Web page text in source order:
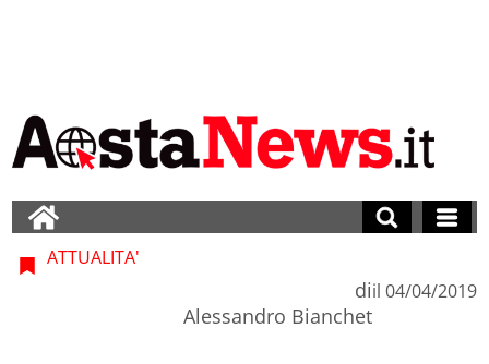
ATTUALITA'
di
Alessandro Bianchet
il 04/04/2019